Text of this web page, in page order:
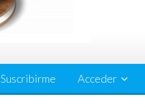
Suscribirme Acceder